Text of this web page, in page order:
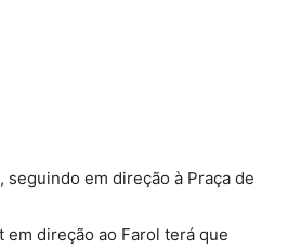
seguindo em direção à Praça de
direção ao Farol terá que